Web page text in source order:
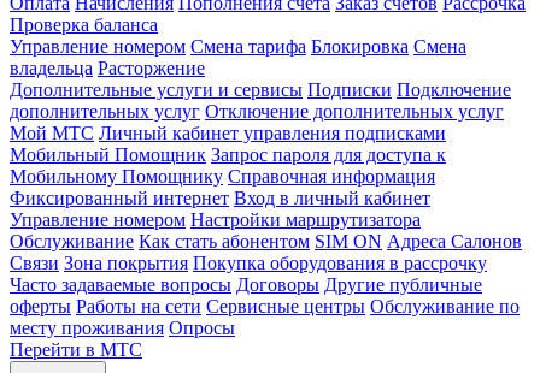
Проверка баланса
Управление номером Смена тарифа Блокировка Смена
владельца Расторжение
Дополнительные услуги и сервисы Подписки Подключение
дополнительных услуг Отключение дополнительных услуг
Мой МТС Личный кабинет управления подписками
Мобильный Помощник Запрос пароля для доступа к
Мобильному Помощнику Справочная информация
Фиксированный интернет Вход в личный кабинет
Управление номером Настройки маршрутизатора
Обслуживание Как стать абонентом SIM ON Адреса Салонов
Связи Зона покрытия Покупка оборудования в рассрочку
Часто задаваемые вопросы Договоры Другие публичные
оферты Работы на сети Сервисные центры Обслуживание по
месту проживания Опросы
Перейти в МТС